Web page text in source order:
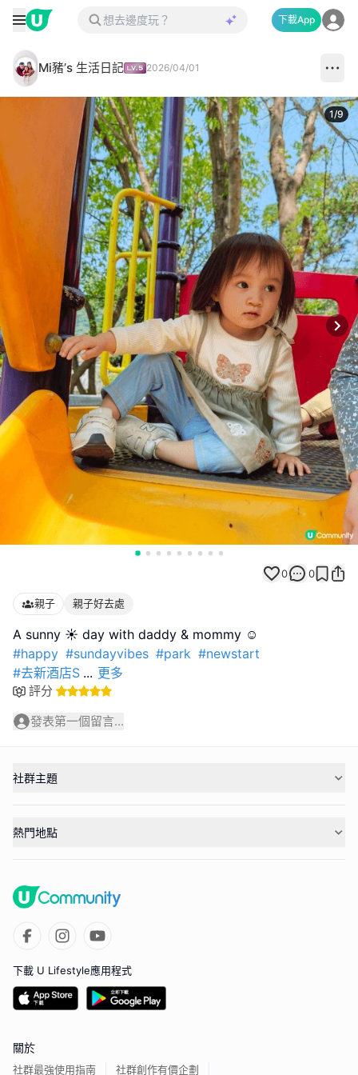
下載App
Mi豬’s 生活日記 2026/04/01
1/9
0 0
親子 親子好去處
#happy #sundayvibes #park #newstart
#去新酒店S ... 更多
評分
發表第一個留言...
社群主題
熱門地點
下載 U Lifestyle應用程式
關於
社群最強使用指南 社群創作有價企劃